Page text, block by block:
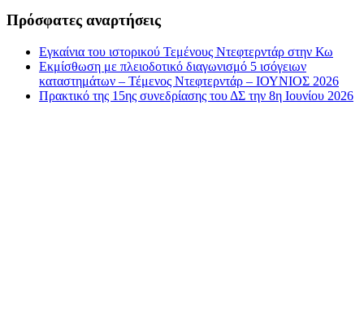
Πρόσφατες αναρτήσεις
Εγκαίνια του ιστορικού Τεμένους Ντεφτερντάρ στην Κω
Εκμίσθωση με πλειοδοτικό διαγωνισμό 5 ισόγειων
καταστημάτων – Τέμενος Ντεφτερντάρ – ΙΟΥΝΙΟΣ 2026
Πρακτικό της 15ης συνεδρίασης του ΔΣ την 8η Ιουνίου 2026